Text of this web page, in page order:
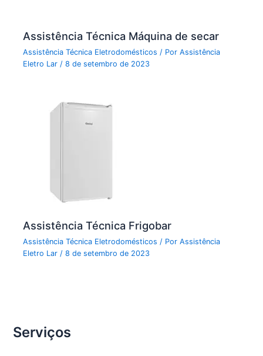
Assistência Técnica Máquina de secar
Assistência Técnica Eletrodomésticos / PorAssistência
Eletro Lar/8 de setembro de 2023
Assistência Técnica Frigobar
Assistência Técnica Eletrodomésticos / PorAssistência
Eletro Lar /8 de setembro de 2023
Serviços